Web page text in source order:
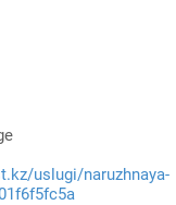
uslugi/naruzhnaya-